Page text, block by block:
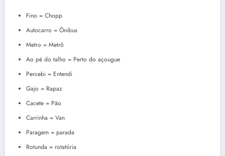
Fino = Chopp
Autocarro = Ônibus
Metro = Metrô
Ao pé do talho = Perto do açougue
Percebi = Entendi
Gajo = Rapaz
Cacete = Pão
Carrinha = Van
Paragem = parada
Rotunda = rotatória